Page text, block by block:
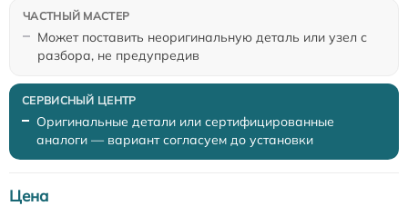
Может поставить неоригинальную деталь или узел с
разбора, не предупредив
Оригинальные детали или сертифицированные
аналоги — вариант согласуем до установки
Цена